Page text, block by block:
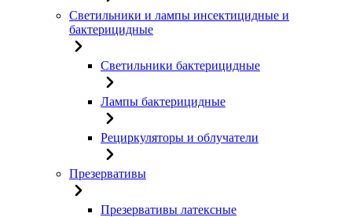
Светильники и лампы инсектицидные и
бактерицидные
Светильники бактерицидные
Лампы бактерицидные
Рециркуляторы и облучатели
Презервативы
Презервативы латексные